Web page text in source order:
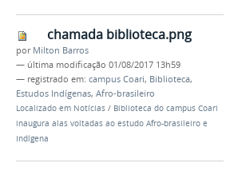
chamada biblioteca.png
por Milton Barros
— última modificação 01/08/2017 13h59
— registrado em: campus Coari, Biblioteca,
Estudos Indígenas, Afro-brasileiro
Localizado em Notícias / Biblioteca do campus Coari
inaugura alas voltadas ao estudo Afro-brasileiro e
Indígena